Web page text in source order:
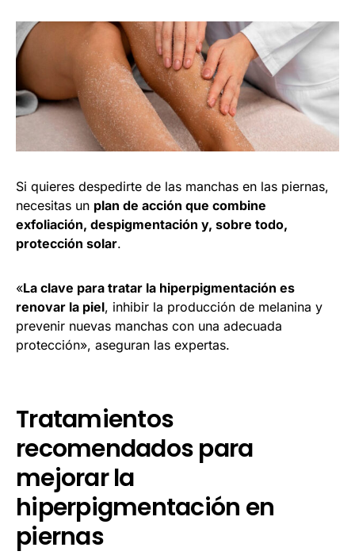
Si quieres despedirte de las manchas en las piernas,
necesitas un plan de acción que combine
exfoliación, despigmentación y, sobre todo,
protección solar.
«La clave para tratar la hiperpigmentación es
renovar la piel, inhibir la producción de melanina y
prevenir nuevas manchas con una adecuada
protección», aseguran las expertas.
Tratamientos
recomendados para
mejorar la
hiperpigmentación en
piernas